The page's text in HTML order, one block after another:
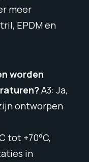
meer
EPDM en
worden
A3: Ja,
ontworpen
tot +70°C,
in